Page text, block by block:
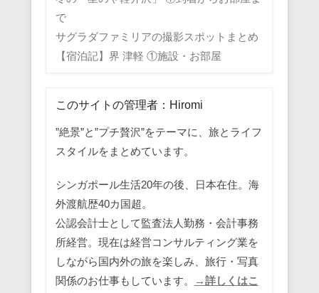
で
サグラダファミリアの撮影スポットまとめ
【宿泊記】界 津軽 ①施設・お部屋
このサイトの管理者：Hiromi
”絶景”と”プチ贅沢”をテーマに、旅とライフ
スタイルをまとめています。
シンガポール生活20年の後、日本在住。海
外渡航歴40カ国超。
公認会計士として監査法人勤務・会計事務
所経営。現在は経営コンサルティング業を
しながら国内外の旅を楽しみ、旅行・写真
関係のお仕事もしています。
→詳しくはこ